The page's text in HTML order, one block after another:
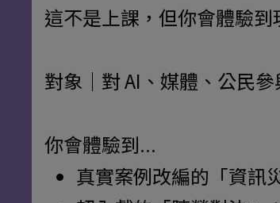
這不是上課，但你會體驗到
對象｜對 AI、媒體、公民
你會體驗到...
真實案例改編的「資訊